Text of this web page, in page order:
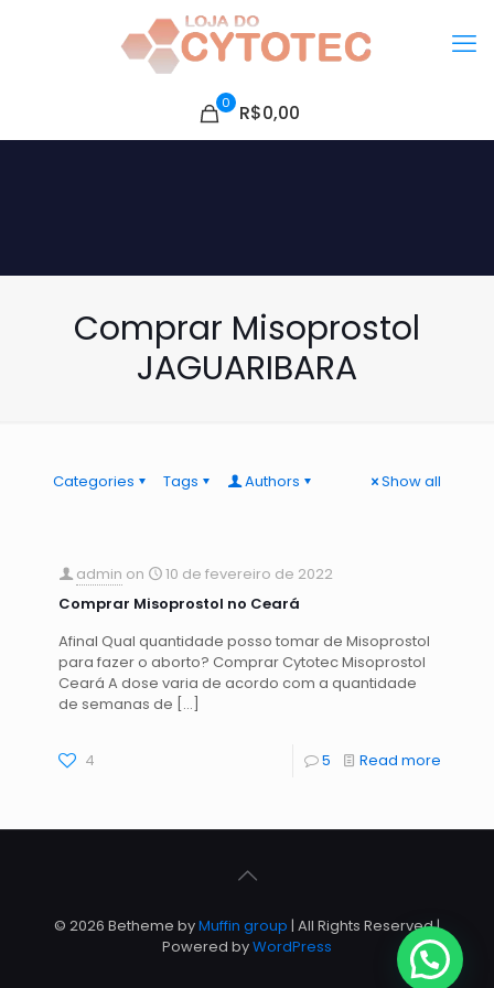
0 R$0,00
Comprar Misoprostol
JAGUARIBARA
Categories Tags Authors Show all
admin on
10 de fevereiro de 2022
Comprar Misoprostol no Ceará
Afinal Qual quantidade posso tomar de Misoprostol
para fazer o aborto? Comprar Cytotec Misoprostol
Ceará A dose varia de acordo com a quantidade
de semanas de […]
4 5 Read more
© 2026 Betheme byMuffin group | All Rights Reserved |
Powered byWordPress